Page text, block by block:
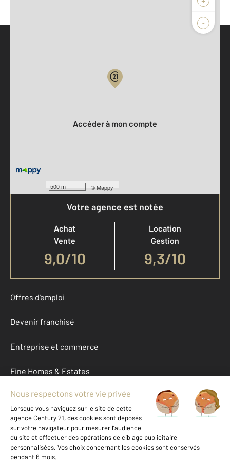
-
500 m ©Mappy
Accéder à mon compte
Votre agence est notée
Achat
Vente
9,0/10
Location
Gestion
9,3/10
Offres d'emploi
Devenir franchisé
Entreprise et commerce
Fine Homes & Estates
À propos
International
Nous contacter